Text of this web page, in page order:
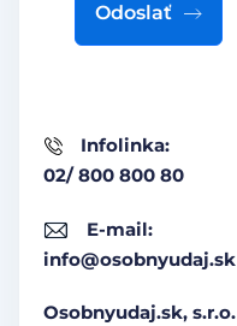
Infolinka:
02/ 800 800 80
E-mail:
info@osobnyudaj.sk
Osobnyudaj.sk, s.r.o.
Odoslať